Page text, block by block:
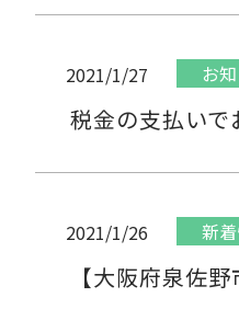
2021/1/27 お
税金の支払いで
2021/1/26 新
【大阪府泉佐